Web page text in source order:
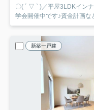
〇( ´ ▽ ` )／平屋3LDKイン
学会開催中です♪資金計画な
新築一戸建